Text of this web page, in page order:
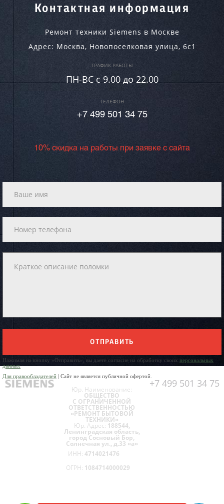
Контактная информация
Ремонт техники Siemens в Москве
Адрес: Москва, Новопоселковая улица, 6с1
ГРАФИК РАБОТЫ
ПН-ВC c 9.00 до 22.00
ТЕЛЕФОН
+7 499 501 34 75
10% скидка на работы при заявке с сайта
ОТПРАВИТЬ
Нажимая на кнопку «Отправить», вы даете согласие на обработку своих персональных
данных
Для правообладателей | Сайт не является публичной офертой.
+7 499 501 34 75
Юр. Наименование:
ОБЩЕСТВО
С ОГРАНИЧЕННОЙ
ОТВЕТСТВЕННОСТЬЮ
«РЕМОНТ БЫТОВОЙ
ТЕХНИКИ»
Юр. Адрес: 188544,
Ленинградская область,
город Сосновый Бор,
Солнечная ул., д.33 «а»
ИНН: 4714021476
ОГРН: 1084714000029